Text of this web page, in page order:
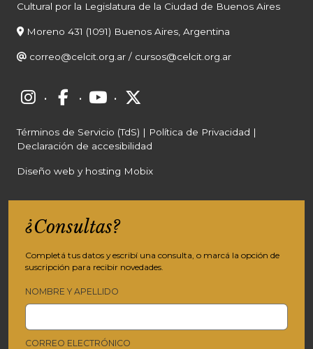
Cultural por la Legislatura de la Ciudad de Buenos Aires
Moreno 431 (1091) Buenos Aires, Argentina
correo@celcit.org.ar / cursos@celcit.org.ar
· · ·
Términos de Servicio (TdS) | Política de Privacidad |
Declaración de accesibilidad
Diseño web y hosting Mobix
¿Consultas?
Completá tus datos y escribí una consulta, o marcá la opción de
suscripción para recibir novedades.
NOMBRE Y APELLIDO
CORREO ELECTRÓNICO